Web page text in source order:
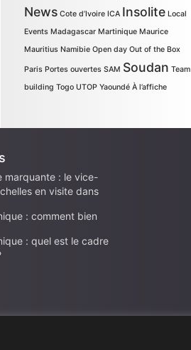
News Cote d’Ivoire ICA Insolite Local
Events Madagascar Martinique Maurice
Mauritius Namibie Open day Out of the Box
Paris Portes ouvertes SAM Soudan Team
building Togo UTOP Yaoundé À l’affiche
marquante : le vice-
en visite dans
: comment bien
: quel est le cadre